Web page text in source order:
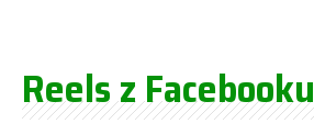
Reels z Facebooku